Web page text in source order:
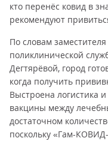
кто перенёс ковид в
рекомендуют
По словам
поликлинической
Дегтярёвой, город
когда получить
Выстроена логистика
вакцины между
достаточном
поскольку «Гам-